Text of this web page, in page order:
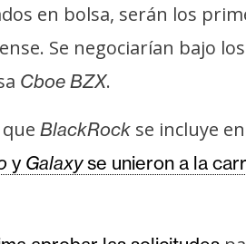
en bolsa, serán los
Se negociarían bajo los
Cboe BZX.
BlackRock se incluye
y Galaxyse unieron a la